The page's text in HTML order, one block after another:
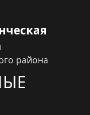
района